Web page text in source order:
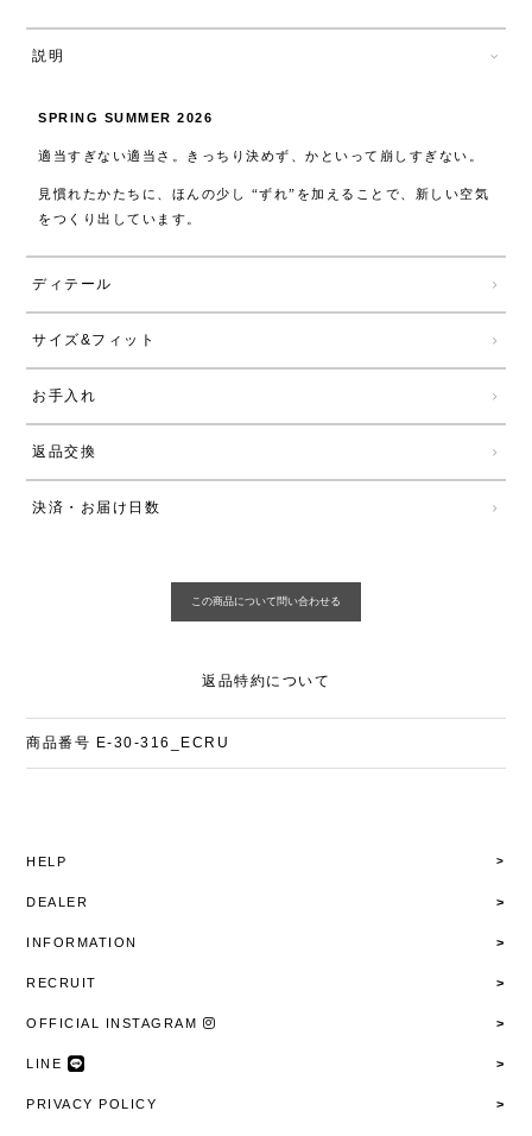
説明
SPRING SUMMER 2026
適当すぎない適当さ。きっちり決めず、かといって崩しすぎない。
見慣れたかたちに、ほんの少し “ずれ”を加えることで、新しい空気
をつくり出しています。
ディテール
サイズ&フィット
お手入れ
返品交換
決済・お届け日数
返品特約について
商品番号 E-30-316_ECRU
HELP
DEALER
INFORMATION
RECRUIT
OFFICIAL INSTAGRAM
LINE
PRIVACY POLICY